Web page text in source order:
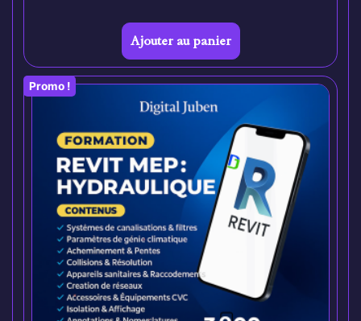
Ajouter au panier
Promo !